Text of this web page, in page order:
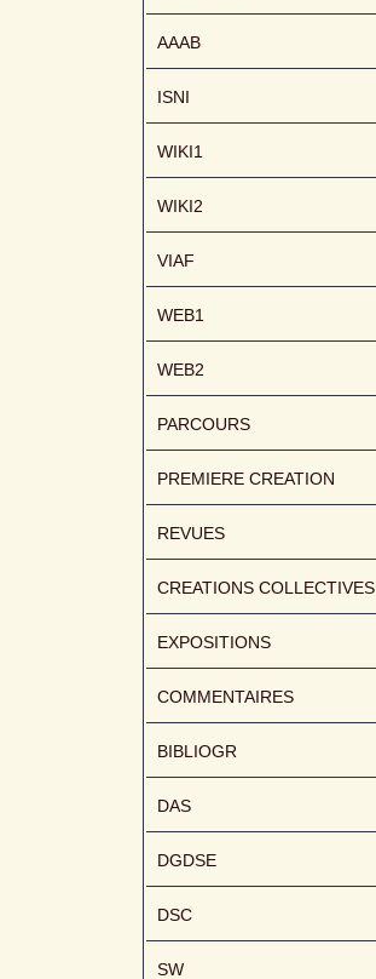
AAAB
ISNI
WIKI1
WIKI2
VIAF
WEB1
WEB2
PARCOURS
PREMIERE CREATION
REVUES
CREATIONS COLLECTIVES
EXPOSITIONS
COMMENTAIRES
BIBLIOGR
DAS
DGDSE
DSC
SW